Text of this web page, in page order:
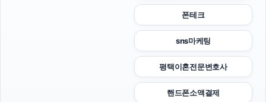
폰테크
sns마케팅
평택이혼전문변호사
핸드폰소액결제